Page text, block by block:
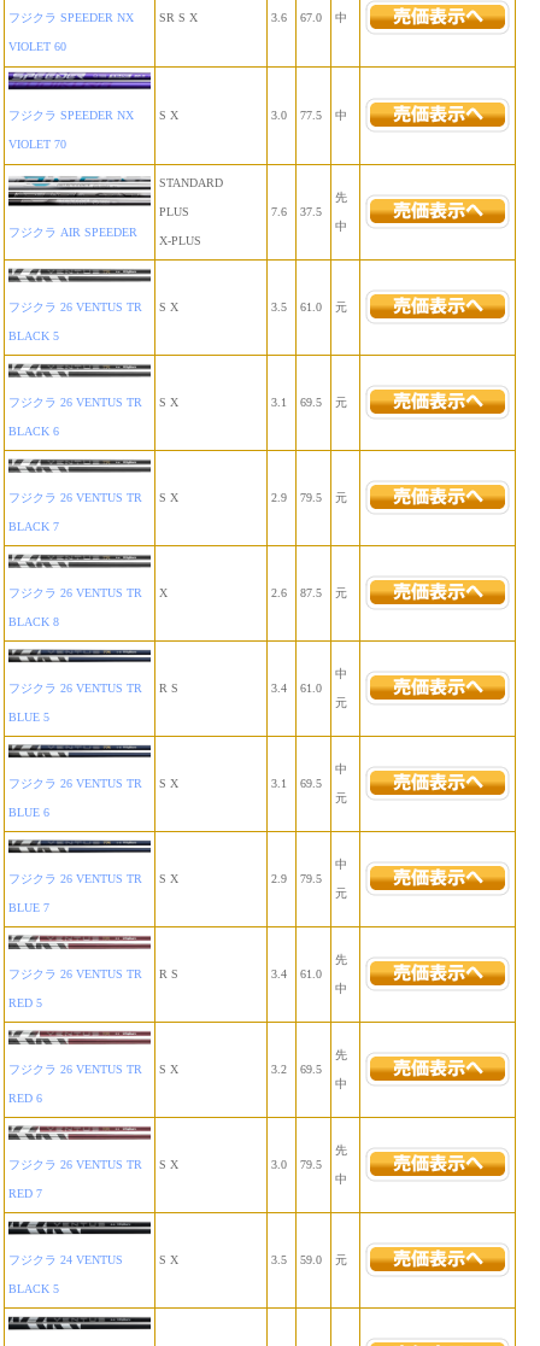
フジクラ SPEEDER NX
VIOLET 60
SR S X 3.6 67.0 中
フジクラ SPEEDER NX
VIOLET 70
S X 3.0 77.5 中
フジクラ AIR SPEEDER
STANDARD
PLUS
X-PLUS
7.6 37.5
先
中
フジクラ 26 VENTUS TR
BLACK 5
S X 3.5 61.0 元
フジクラ 26 VENTUS TR
BLACK 6
S X 3.1 69.5 元
フジクラ 26 VENTUS TR
BLACK 7
S X 2.9 79.5 元
フジクラ 26 VENTUS TR
BLACK 8
X 2.6 87.5 元
フジクラ 26 VENTUS TR
BLUE 5
R S 3.4 61.0
中
元
フジクラ 26 VENTUS TR
BLUE 6
S X 3.1 69.5
中
元
フジクラ 26 VENTUS TR
BLUE 7
S X 2.9 79.5
中
元
フジクラ 26 VENTUS TR
RED 5
R S 3.4 61.0
先
中
フジクラ 26 VENTUS TR
RED 6
S X 3.2 69.5
先
中
フジクラ 26 VENTUS TR
RED 7
S X 3.0 79.5
先
中
フジクラ 24 VENTUS
BLACK 5
S X 3.5 59.0 元